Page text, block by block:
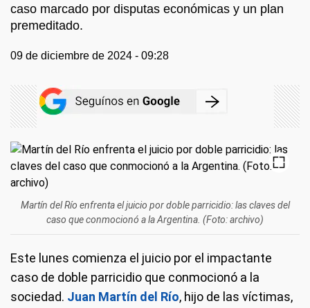
caso marcado por disputas económicas y un plan
premeditado.
09 de diciembre de 2024 - 09:28
Martín del Río enfrenta el juicio por doble parricidio: las claves del
caso que conmocionó a la Argentina. (Foto: archivo)
Este lunes comienza el juicio por el impactante
caso de doble parricidio que conmocionó a la
sociedad. Juan Martín del Río, hijo de las víctimas,